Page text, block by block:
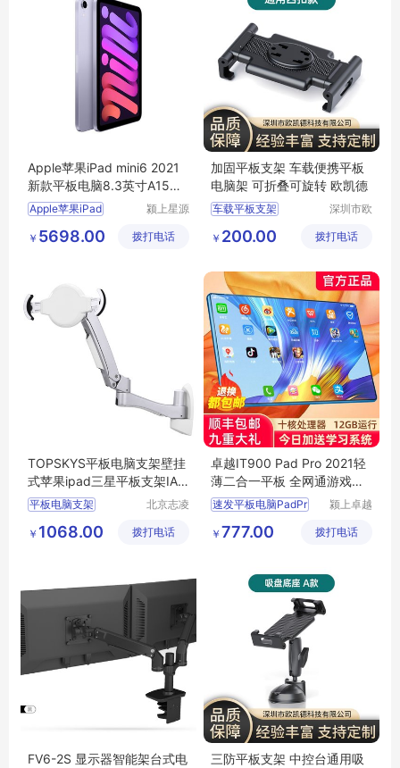
Apple苹果iPad mini6 2021
新款平板电脑8.3英寸A15芯
片全面屏
Apple苹果iPad
颍上星源
有限公司
￥ 5698.00 拨打电话
加固平板支架 车载便携平板
电脑架 可折叠可旋转 欧凯德
车载平板支架
平板电脑支架
车载电脑支架
深圳市欧
有限公司
￥ 200.00 拨打电话
TOPSKYS平板电脑支架壁挂
式苹果ipad三星平板支架IAW
200
平板电脑支架
壁挂式平板电脑支架
北京志凌
限公司
￥ 1068.00 拨打电话
卓越IT900 Pad Pro 2021轻
薄二合一平板 全网通游戏办
公学生网课利器
速发平板电脑PadPr
颍上卓越
有限公司
￥ 777.00 拨打电话
FV6-2S 显示器智能架台式电
三防平板支架 中控台通用吸